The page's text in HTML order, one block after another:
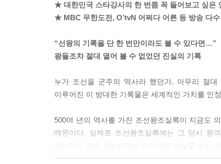
- 조선 최초의 방계 출신 임금, 선조
- 임진왜란 발발 1년 전! 조선은 무엇을 했는가?
【 제15대 광해군 】
- 명나라와 후금 사이에서 이유 있는 양다리
- 어머니를 폐하고 동생을 죽일 수밖에 없었던 광해
【 제16대 인조 】
무릎 꿇은 호랑이. 오랑캐에게 사죄한 임금·321
- 인조 맏아들 소현세자, 의문의 죽음 속 진실은?
황희는 ‘노쇠하고 질병이 있다’는 이유로 끈질기
년인데, 황희는 그중 18년을 영의정으로 재직하며
“경의 나이가 아직 극쇠에 미치지 않았고, 병 또
『세종실록』 56권, 14년(1432) 4월 20일
치료를 하면 되지 않겠냐’라고 말하고 있는 겁니다
---「제4대 세종」중에서
★ 대한민국 스타강사의 한 번쯤 꼭 들어보고 싶은
★ MBC 무한도전, O’tvN 어쩌다 어른 등 방송 다
“선왕의 기록을 단 한 번만이라도 볼 수 있다면…”
왕들조차 절대 열어 볼 수 없었던 진실의 기록
누가 조선을 군주의 역사라 했던가. 아무리 절
이루어진 이 방대한 기록물은 세계적인 가치를 인
500여 년의 역사를 가진 조선왕조실록이 지금도
때문이다. 실제로 조선왕조실록에는 그 당시 왕